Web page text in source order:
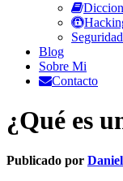
Blog
Sobre Mi
Contacto
¿Qué es
Publicado por